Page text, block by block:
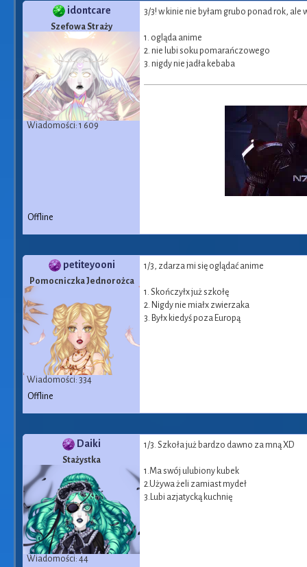
idontcare
Szefowa Straży
Wiadomości: 1 609
3/3! w kinie nie byłam grubo ponad rok, ale
1. ogląda anime
2. nie lubi soku pomarańczowego
3. nigdy nie jadła kebaba
Offline
petiteyooni
Pomocniczka Jednorożca
Wiadomości: 334
1/3, zdarza mi się oglądać anime
1. Skończyłx już szkołę
2. Nigdy nie miałx zwierzaka
3. Byłx kiedyś poza Europą
Offline
Daiki
Stażystka
Wiadomości: 44
1/3. Szkoła już bardzo dawno za mną XD
1.Ma swój ulubiony kubek
2.Używa żeli zamiast mydeł
3.Lubi azjatycką kuchnię